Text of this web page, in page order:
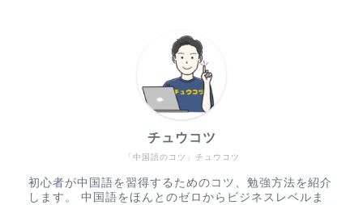
「中国語のコツ」チュウコツ
チュウコツ
初心者が中国語を習得するためのコツ、勉強方法を紹介
します。 中国語をほんとのゼロからビジネスレベルま